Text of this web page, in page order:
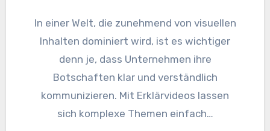
In einer Welt, die zunehmend von visuellen
Inhalten dominiert wird, ist es wichtiger
denn je, dass Unternehmen ihre
Botschaften klar und verständlich
kommunizieren. Mit Erklärvideos lassen
sich komplexe Themen einfach…